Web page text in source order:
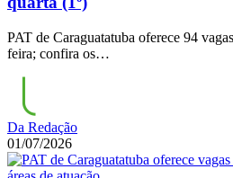
PAT de Caraguatatuba oferece 94
feira; confira os…
Da Redação
01/07/2026